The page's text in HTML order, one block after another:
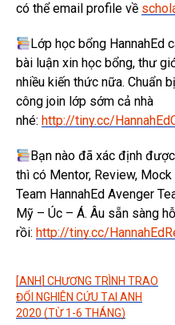
có thể email profile về
Lớp học bổng HannahEd
bài luận xin học bổng, thư
nhiều kiến thức nữa. Chuẩn
công join lớp sớm cả nhà
nhé: http://tiny.cc/
Bạn nào đã xác định
thì có Mentor, Review,
Team HannahEd Avenger
Mỹ – Úc – Á. Âu sẵn sàng
rồi: http://tiny.cc/
[ANH] CHƯƠNG TRÌNH TRAO
ĐỔI NGHIÊN CỨU TẠI ANH
2020 (TỪ 1-6 THÁNG)